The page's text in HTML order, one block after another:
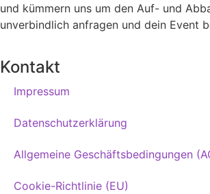
und kümmern uns um den Auf- und
unverbindlich anfragen und dein Event
Kontakt
Impressum
Datenschutzerklärung
Allgemeine Geschäftsbedingungen
Cookie-Richtlinie (EU)